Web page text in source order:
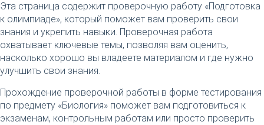
Эта страница содержит проверочную работу «Подготовка
к олимпиаде», который поможет вам проверить свои
знания и укрепить навыки. Проверочная работа
охватывает ключевые темы, позволяя вам оценить,
насколько хорошо вы владеете материалом и где нужно
улучшить свои знания.
Прохождение проверочной работы в форме тестирования
по предмету «Биология» поможет вам подготовиться к
экзаменам, контрольным работам или просто проверить